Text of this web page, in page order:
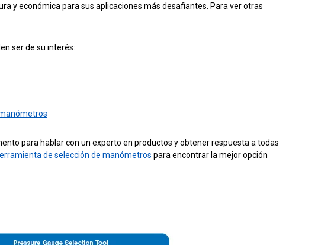
y económica para sus aplicaciones más desafiantes. Para ver otras
ser de su interés:
para hablar con un experto en productos y obtener respuesta a todas
de selección de manómetros para encontrar la mejor opción